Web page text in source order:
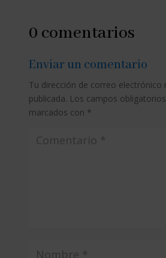
0 comentarios
Enviar un comentario
Tu dirección de correo electrónico
publicada. Los campos
marcados con *